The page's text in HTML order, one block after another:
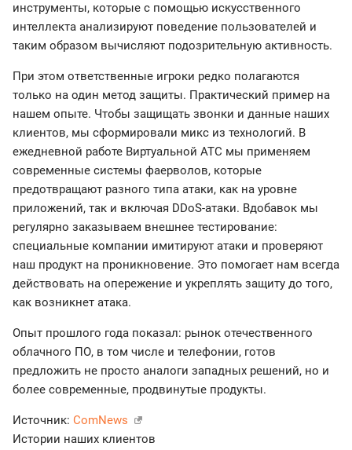
инструменты, которые с помощью искусственного
интеллекта анализируют поведение пользователей и
таким образом вычисляют подозрительную активность.
При этом ответственные игроки редко полагаются
только на один метод защиты. Практический пример на
нашем опыте. Чтобы защищать звонки и данные наших
клиентов, мы сформировали микс из технологий. В
ежедневной работе Виртуальной АТС мы применяем
современные системы фаерволов, которые
предотвращают разного типа атаки, как на уровне
приложений, так и включая DDoS-атаки. Вдобавок мы
регулярно заказываем внешнее тестирование:
специальные компании имитируют атаки и проверяют
наш продукт на проникновение. Это помогает нам всегда
действовать на опережение и укреплять защиту до того,
как возникнет атака.
Опыт прошлого года показал: рынок отечественного
облачного ПО, в том числе и телефонии, готов
предложить не просто аналоги западных решений, но и
более современные, продвинутые продукты.
Источник: ComNews
Истории наших клиентов